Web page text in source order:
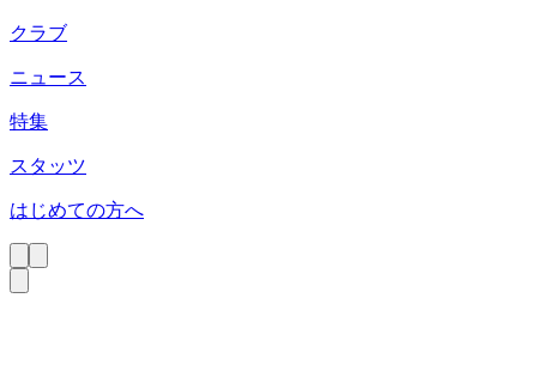
クラブ
ニュース
特集
スタッツ
はじめての方へ